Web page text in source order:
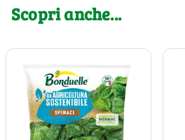
Scopri anche...